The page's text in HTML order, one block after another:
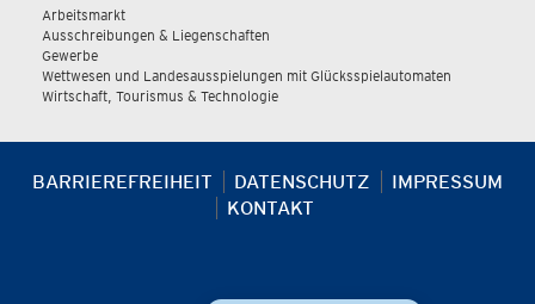
Arbeitsmarkt
Ausschreibungen & Liegenschaften
Gewerbe
Wettwesen und Landesausspielungen mit Glücksspielautomaten
Wirtschaft, Tourismus & Technologie
BARRIEREFREIHEIT DATENSCHUTZ
IMPRESSUM
KONTAKT